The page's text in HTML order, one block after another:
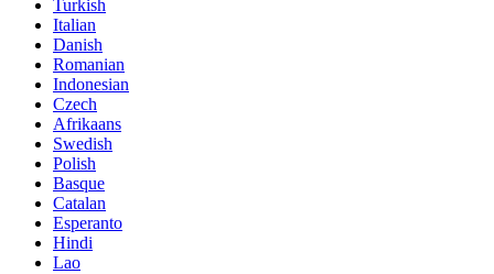
Turkish
Italian
Danish
Romanian
Indonesian
Czech
Afrikaans
Swedish
Polish
Basque
Catalan
Esperanto
Hindi
Lao